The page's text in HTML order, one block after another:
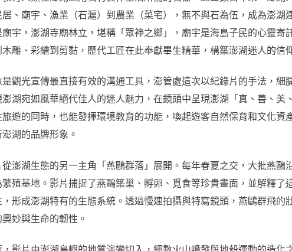
、廟宇、漁業（石滬）到農業（菜宅），無不與石為伍，成為澎湖
宇，澎湖寺廟林立，堪稱「眾神之鄉」，廟宇是海島子民的心靈寄
雕、彩繪到剪黏，歷代工匠在此奉獻畢生精華，構築澎湖迷人的信
是觀光宣傳最直接有效的溝通工具，澎管處這次以紀錄片的手法，細
湖宛如風華絕代佳人的迷人魅力，在鏡頭中呈現澎湖「真、善、美
遊的同時，也能發揮環境教育的功能，喚起遊客自然保育和文化資
湖的品牌形象。
從澎湖生態的另一主角「燕鷗群落」展開。每年春夏之交，大批燕鷗
繁殖基地。影片捕捉了燕鷗築巢、孵卵、覓食等珍貴畫面，並解釋了
形成澎湖特有的生態系統。透過慢速拍攝與特寫鏡頭，燕鷗群飛的
妙與生命的韌性。